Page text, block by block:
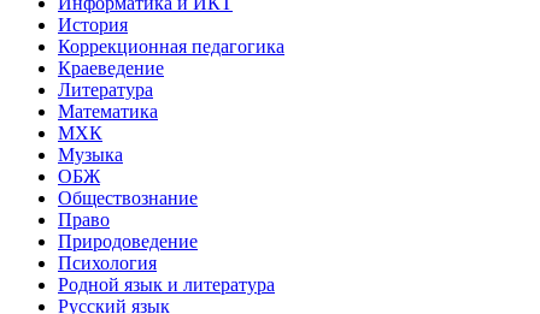
История
Коррекционная педагогика
Краеведение
Литература
Математика
МХК
Музыка
ОБЖ
Обществознание
Право
Природоведение
Психология
Родной язык и литература
Русский язык